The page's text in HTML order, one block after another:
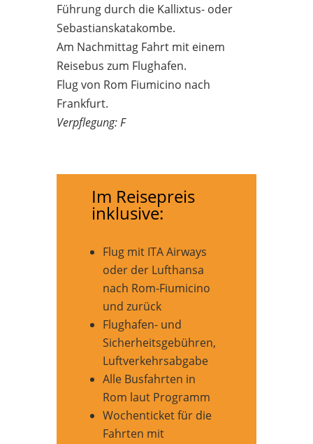
Führung durch die Kallixtus- oder
Sebastianskatakombe.
Am Nachmittag Fahrt mit einem
Reisebus zum Flughafen.
Flug von Rom Fiumicino nach
Frankfurt.
Verpflegung: F
Im Reisepreis
inklusive:
Flug mit ITA Airways
oder der Lufthansa
nach Rom-Fiumicino
und zurück
Flughafen- und
Sicherheitsgebühren,
Luftverkehrsabgabe
Alle Busfahrten in
Rom laut Programm
Wochenticket für die
Fahrten mit